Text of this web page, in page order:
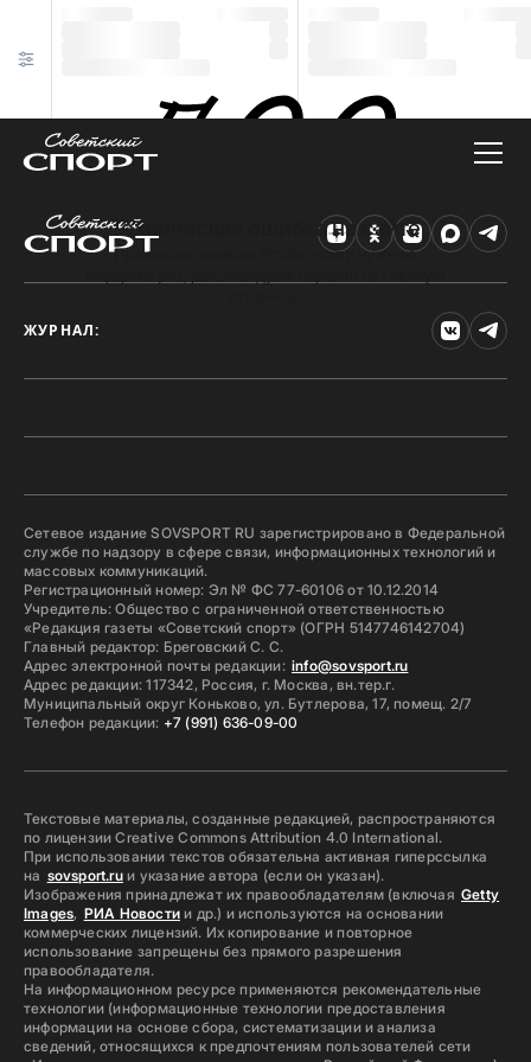
Техническая ошибка на сайте
Произошла ошибка. Чтобы найти нужную
ЖУРНАЛ:
Сетевое издание SOVSPORT RU зарегистрировано в Федеральной
службе по надзору в сфере связи, информационных технологий и
массовых коммуникаций.
Регистрационный номер: Эл № ФС 77-60106 от 10.12.2014
Учредитель: Общество с ограниченной ответственностью
«Редакция газеты «Советский спорт» (ОГРН 5147746142704)
Главный редактор: Бреговский С. С.
Адрес электронной почты редакции: info@sovsport.ru
Адрес редакции: 117342, Россия, г. Москва, вн.тер.г.
Муниципальный округ Коньково, ул. Бутлерова, 17, помещ. 2/7
Телефон редакции: +7 (991) 636-09-00
Текстовые материалы, созданные редакцией, распространяются
по лицензии Creative Commons Attribution 4.0 International.
При использовании текстов обязательна активная гиперссылка
на sovsport.ruи указание автора (если он указан).
Изображения принадлежат их правообладателям (включая Getty
Images, РИА Новостии др.) и используются на основании
коммерческих лицензий. Их копирование и повторное
использование запрещены без прямого разрешения
правообладателя.
На информационном ресурсе применяются рекомендательные
технологии (информационные технологии предоставления
информации на основе сбора, систематизации и анализа
сведений, относящихся к предпочтениям пользователей сети